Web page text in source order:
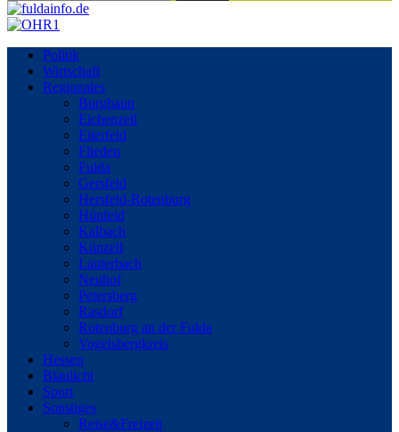
nach:
Politik
Wirtschaft
Regionales
Burghaun
Eichenzell
Eiterfeld
Flieden
Fulda
Gersfeld
Hersfeld-Rotenburg
Hünfeld
Kalbach
Künzell
Lauterbach
Neuhof
Petersberg
Rasdorf
Rotenburg an der Fulda
Vogelsbergkreis
Hessen
Blaulicht
Sport
Sonstiges
Reise&Freizeit